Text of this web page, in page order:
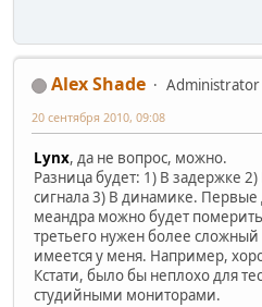
Alex Shade
Administrator
20 сентября 2010, 09:08
Lynx, да не вопрос, можно.
Разница будет: 1) В задержке
сигнала 3) В динамике. Первые
меандра можно будет
третьего нужен более
имеется у меня. Например,
Кстати, было бы неплохо для
студийными мониторами.